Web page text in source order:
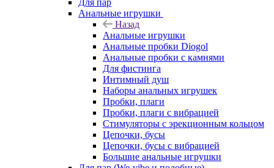
Для пар
Анальные игрушки
Назад
Анальные игрушки
Анальные пробки Diogol
Анальные пробки с камнями
Для фистинга
Интимный душ
Наборы анальных игрушек
Пробки, плаги
Пробки, плаги с вибрацией
Стимуляторы с эрекционным кольцом
Цепочки, бусы
Цепочки, бусы с вибрацией
Большие анальные игрушки